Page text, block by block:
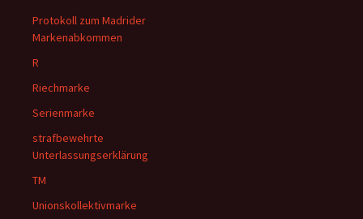
Protokoll zum Madrider
Markenabkommen
R
Riechmarke
Serienmarke
strafbewehrte
Unterlassungserklärung
TM
Unionskollektivmarke